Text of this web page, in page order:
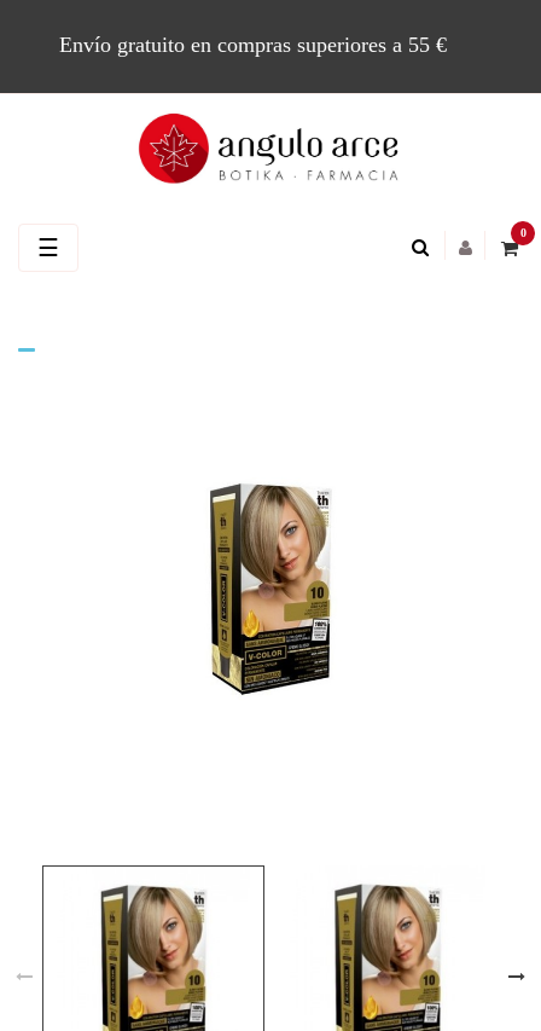
Envío gratuito en compras superiores a 55 €
0
Navegación
☰